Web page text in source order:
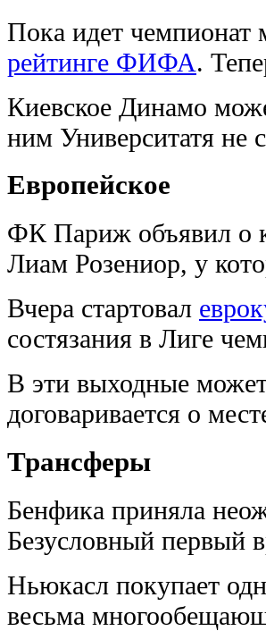
Пока идет чемпионат
рейтинге ФИФА.
Киевское Динамо
ним Университатя не
Европейское
ФК Париж объявил о
Лиам Розениор, у
Вчера стартовал
состязания в Лиге
В эти выходные
договаривается о
Трансферы
Бенфика приняла
Безусловный первый
Ньюкасл покупает
весьма